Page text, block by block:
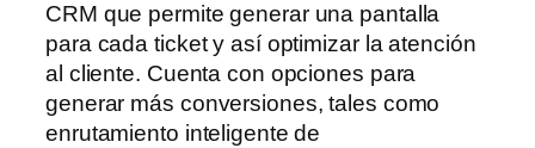
CRM que permite generar una pantalla
para cada ticket y así optimizar la atención
al cliente. Cuenta con opciones para
generar más conversiones, tales como
enrutamiento inteligente de